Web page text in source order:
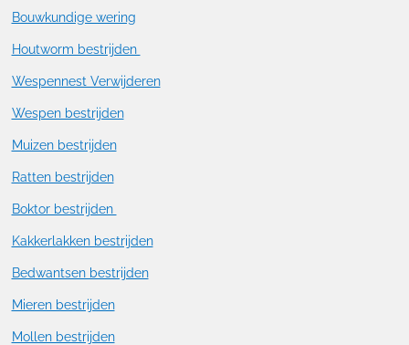
Bouwkundige wering
Houtworm bestrijden
Wespennest Verwijderen
Wespen bestrijden
Muizen bestrijden
Ratten bestrijden
Boktor bestrijden
Kakkerlakken bestrijden
Bedwantsen bestrijden
Mieren bestrijden
Mollen bestrijden